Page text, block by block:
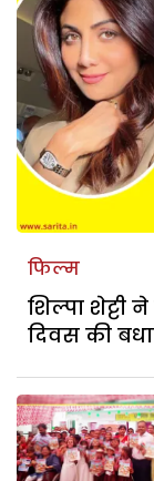
फिल्म
शिल्पा शेट्टी
दिवस की